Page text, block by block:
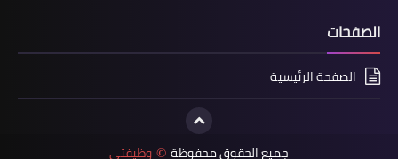
الصفحات
الصفحة الرئيسية
جميع الحقوق محفوظة © وظيفتى